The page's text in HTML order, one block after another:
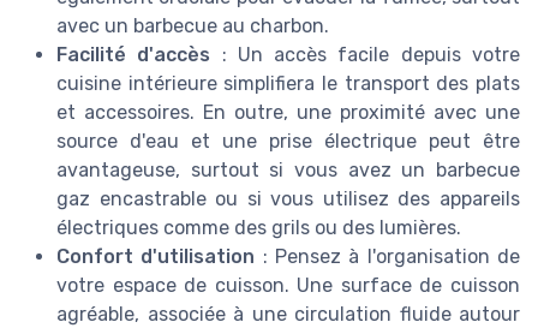
avec un barbecue au charbon.
Facilité d'accès : Un accès facile depuis votre
cuisine intérieure simplifiera le transport des plats
et accessoires. En outre, une proximité avec une
source d'eau et une prise électrique peut être
avantageuse, surtout si vous avez un barbecue
gaz encastrable ou si vous utilisez des appareils
électriques comme des grils ou des lumières.
Confort d'utilisation : Pensez à l'organisation de
votre espace de cuisson. Une surface de cuisson
agréable, associée à une circulation fluide autour